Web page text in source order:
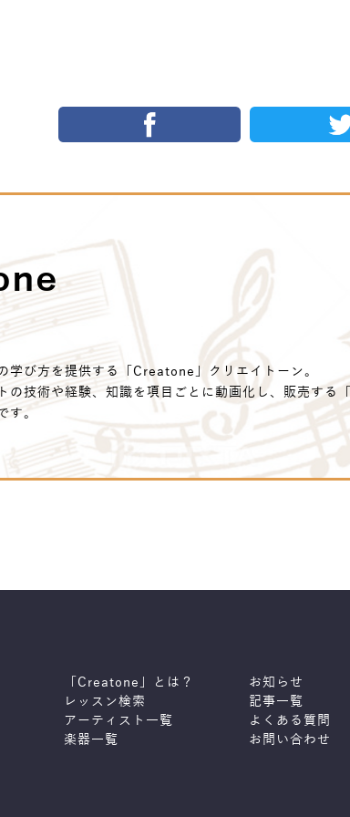
学び方を提供する「Creatone」クリエイトーン。
の技術や経験、知識を項目ごとに動画化し、販売する
す。
「Creatone」とは？
レッスン検索
アーティスト一覧
楽器一覧
お知らせ
記事一覧
よくある質問
お問い合わせ